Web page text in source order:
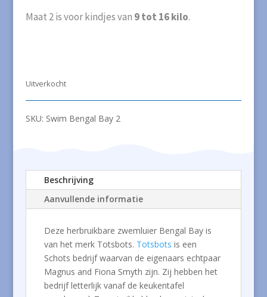
Maat 2 is voor kindjes van 9 tot 16 kilo.
Uitverkocht
SKU: Swim Bengal Bay 2
Beschrijving
Aanvullende informatie
Deze herbruikbare zwemluier Bengal Bay is
van het merk Totsbots. Totsbots is een
Schots bedrijf waarvan de eigenaars echtpaar
Magnus and Fiona Smyth zijn. Zij hebben het
bedrijf letterlijk vanaf de keukentafel